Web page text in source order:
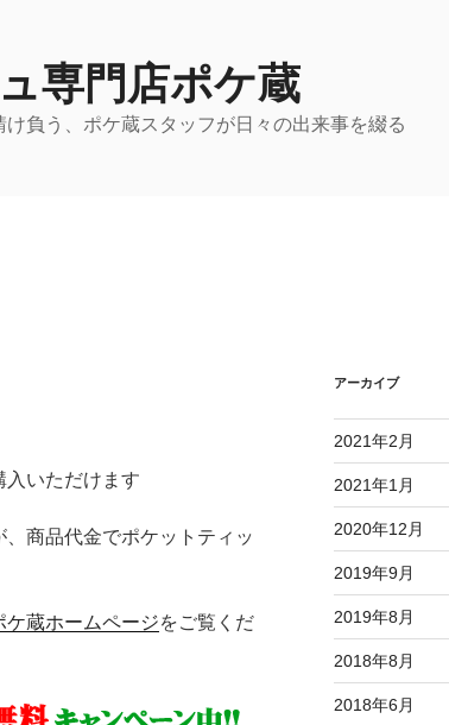
専門店ポケ蔵
負う、ポケ蔵スタッフが日々の出来事を綴る
入いただけます
商品代金でポケットティッ
ケ蔵ホームページをご覧くだ
アーカイブ
2021年2月
2021年1月
2020年12月
2019年9月
2019年8月
2018年8月
2018年6月